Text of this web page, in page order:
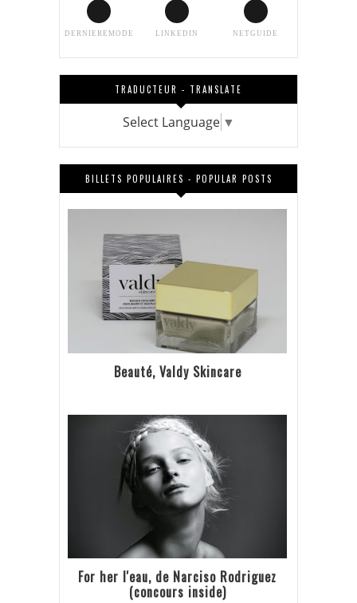
DERNIEREMODE LINKEDIN NETGUIDE
TRADUCTEUR - TRANSLATE
Select Language ▼
BILLETS POPULAIRES - POPULAR POSTS
Beauté, Valdy Skincare
For her l'eau, de Narciso Rodriguez
(concours inside)